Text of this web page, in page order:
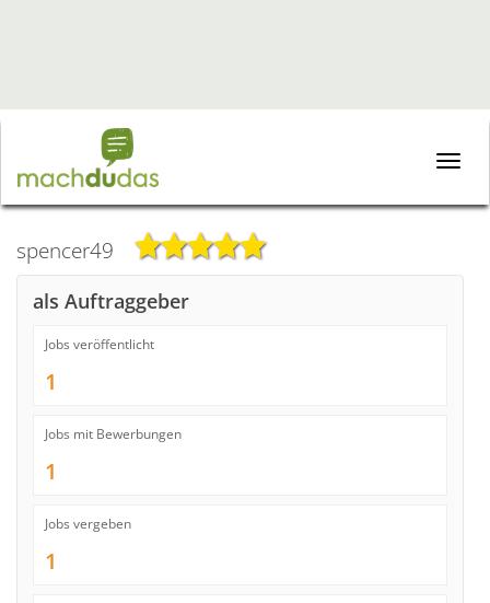
Toggle
spencer49
als Auftraggeber
Jobs veröffentlicht
1
Jobs mit Bewerbungen
1
Jobs vergeben
1